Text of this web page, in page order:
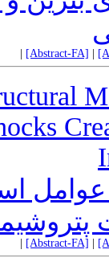
[Abstract-FA]
[Abstract-FA]